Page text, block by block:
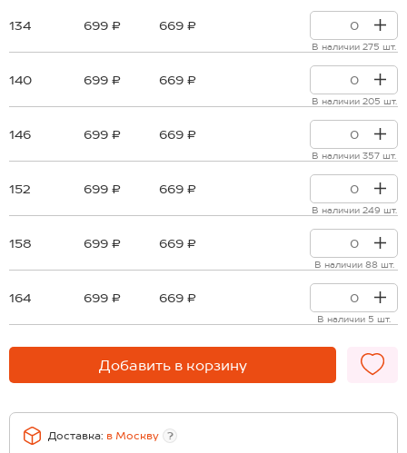
134 699 ₽ 669 ₽
В наличии 275 шт.
140 699 ₽ 669 ₽
В наличии 205 шт.
146 699 ₽ 669 ₽
В наличии 357 шт.
152 699 ₽ 669 ₽
В наличии 249 шт.
158 699 ₽ 669 ₽
В наличии 88 шт.
164 699 ₽ 669 ₽
В наличии 5 шт.
Добавить в корзину
Доставка: в Москву
?